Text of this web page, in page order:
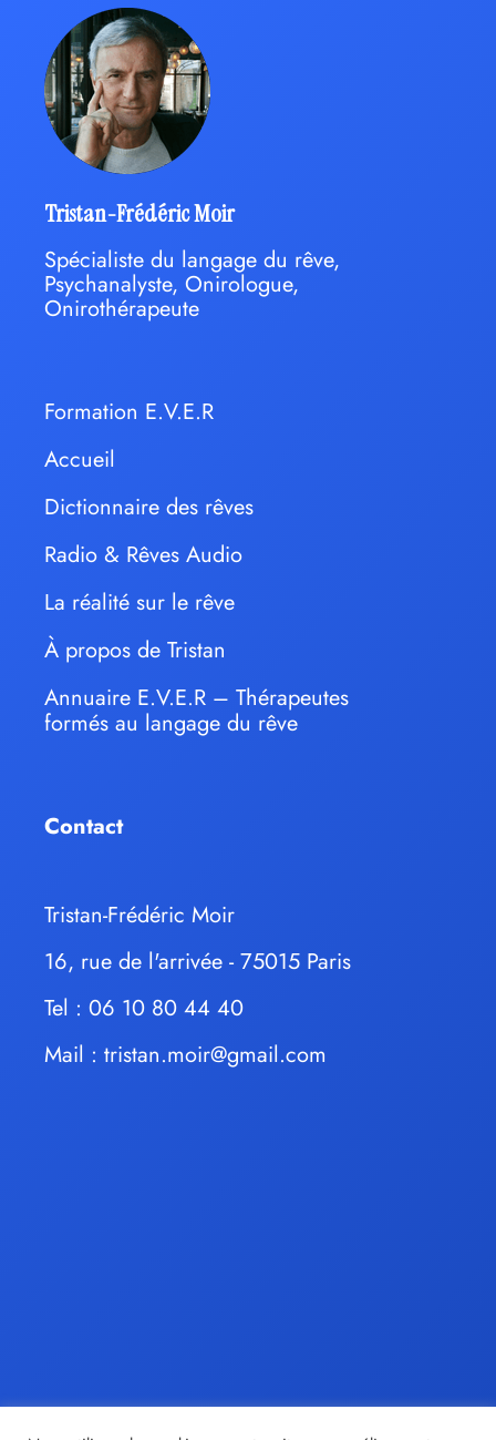
Tristan-Frédéric Moir
Spécialiste du langage du rêve,
Psychanalyste, Onirologue,
Onirothérapeute
Formation E.V.E.R
Accueil
Dictionnaire des rêves
Radio & Rêves Audio
La réalité sur le rêve
À propos de Tristan
Annuaire E.V.E.R – Thérapeutes
formés au langage du rêve
Contact
Tristan-Frédéric Moir
16, rue de l'arrivée - 75015 Paris
Tel : 06 10 80 44 40
Mail : tristan.moir@gmail.com